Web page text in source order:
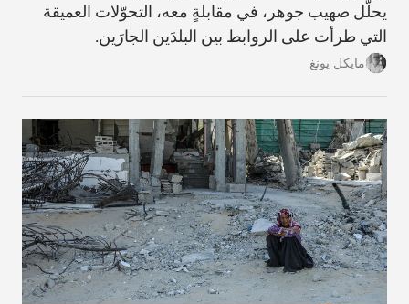
يحلّل صهيب جوهر، في مقابلةٍ معه، التحوّلات العميقة
التي طرأت على الروابط بين البلدَين الجارَين.
مايكل يونغ